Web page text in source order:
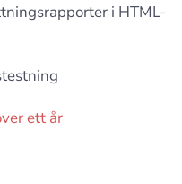
i HTML-
ett år